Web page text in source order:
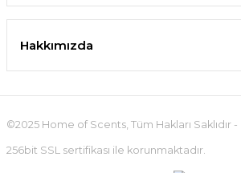
Hakkımızda
©2025 Home of Scents, Tüm Hakları Saklıdır
256bit SSL sertifikası ile korunmaktadır.